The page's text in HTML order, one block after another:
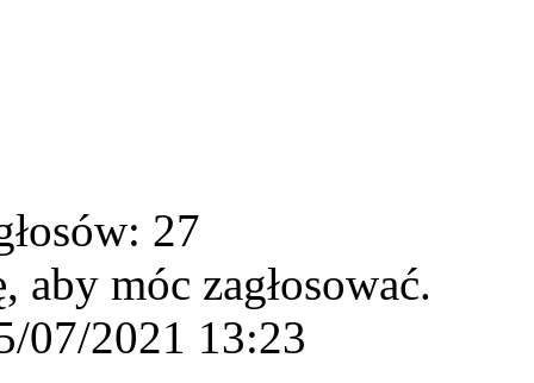
27
aby móc zagłosować.
07/2021 13:23